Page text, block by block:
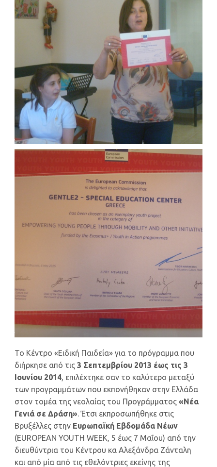
Το Κέντρο «Ειδική Παιδεία» για το πρόγραμμα που
διήρκησε από τις 3 Σεπτεμβρίου 2013 έως τις 3
Ιουνίου 2014, επιλέχτηκε σαν το καλύτερο μεταξύ
των προγραμμάτων που εκπονήθηκαν στην Ελλάδα
στον τομέα της νεολαίας του Προγράμματος «Νέα
Γενιά σε Δράση». Έτσι εκπροσωπήθηκε στις
Βρυξέλλες στην Ευρωπαϊκή Εβδομάδα Νέων
(EUROPEAN YOUTH WEEK, 5 έως 7 Μαΐου) από την
διευθύντρια του Κέντρου κα Αλεξάνδρα Ζάνταλη
και από μία από τις εθελόντριες εκείνης της